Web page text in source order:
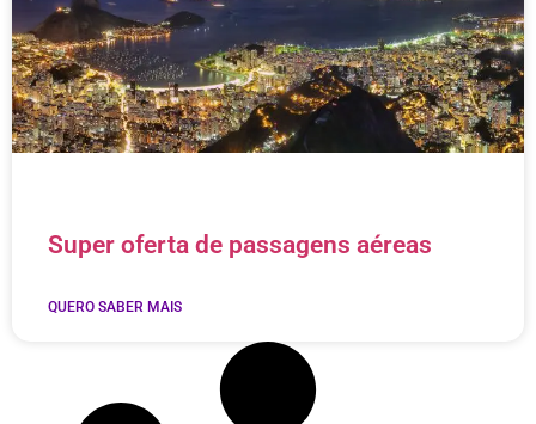
Super oferta de passagens aéreas
QUERO SABER MAIS